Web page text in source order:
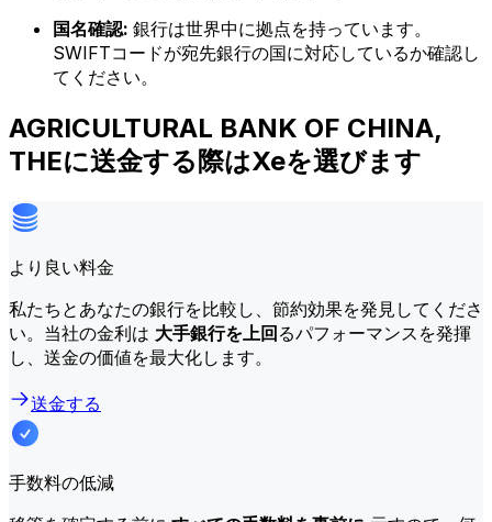
国名確認: 銀行は世界中に拠点を持っています。
SWIFTコードが宛先銀行の国に対応しているか確認し
てください。
AGRICULTURAL BANK OF CHINA,
THEに送金する際はXeを選びます
より良い料金
私たちとあなたの銀行を比較し、節約効果を発見してくださ
い。当社の金利は 大手銀行を上回るパフォーマンスを発揮
し、送金の価値を最大化します。
送金する
手数料の低減